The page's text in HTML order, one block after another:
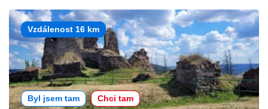
Vzdálenost 16 km
Byl jsem tam Chci tam